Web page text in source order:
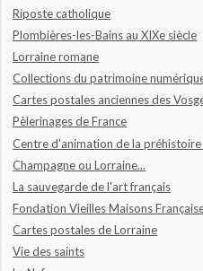
Riposte catholique
Plombières-les-Bains au XIXe siècle
Lorraine romane
Collections du patrimoine
Cartes postales anciennes des
Pèlerinages de France
Centre d'animation de la
Champagne ou Lorraine...
La sauvegarde de l'art français
Fondation Vieilles Maisons
Cartes postales de Lorraine
Vie des saints